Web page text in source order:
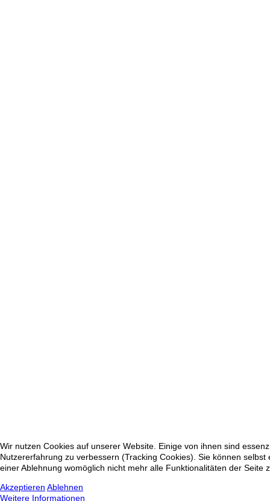
Wir nutzen Cookies auf unserer Website. Einige von ihnen sind
Nutzererfahrung zu verbessern (Tracking Cookies). Sie können
einer Ablehnung womöglich nicht mehr alle Funktionalitäten der Seite
Akzeptieren Ablehnen
Weitere Informationen